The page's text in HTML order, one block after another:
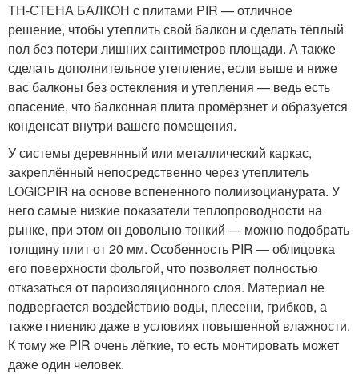
ТН-СТЕНА БАЛКОН с плитами PIR — отличное
решение, чтобы утеплить свой балкон и сделать тёплый
пол без потери лишних сантиметров площади. А также
сделать дополнительное утепление, если выше и ниже
вас балконы без остекления и утепления — ведь есть
опасение, что балконная плита промёрзнет и образуется
конденсат внутри вашего помещения.
У системы деревянный или металлический каркас,
закреплённый непосредственно через утеплитель
LOGICPIR на основе вспененного полиизоцианурата. У
него самые низкие показатели теплопроводности на
рынке, при этом он довольно тонкий — можно подобрать
толщину плит от 20 мм. Особенность PIR — облицовка
его поверхности фольгой, что позволяет полностью
отказаться от пароизоляционного слоя. Материал не
подвергается воздействию воды, плесени, грибков, а
также гниению даже в условиях повышенной влажности.
К тому же PIR очень лёгкие, то есть монтировать может
даже один человек.